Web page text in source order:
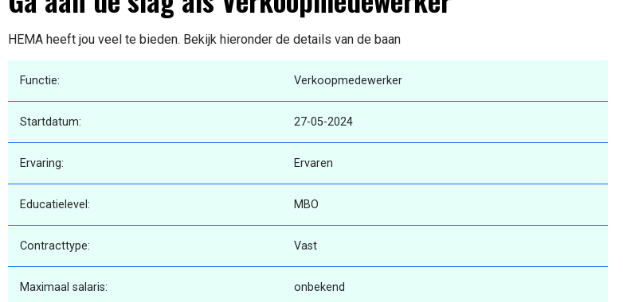
HEMA heeft jou veel te bieden. Bekijk hieronder de details van de baan
Functie: Verkoopmedewerker
Startdatum: 27-05-2024
Ervaring: Ervaren
Educatielevel: MBO
Contracttype: Vast
Maximaal salaris: onbekend